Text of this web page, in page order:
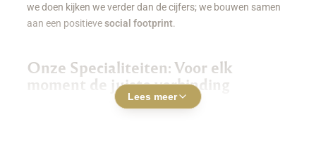
we doen kijken we verder dan de cijfers; we bouwen samen
aan een positievesocial footprint.
Onze Specialiteiten: Voor elk
moment de juiste verbinding
Luxe Borrelboxen & Borrelpakketten
Lees meer